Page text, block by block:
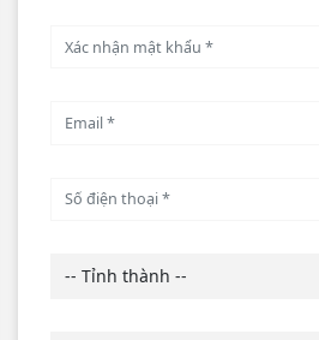
-- Tỉnh thành --